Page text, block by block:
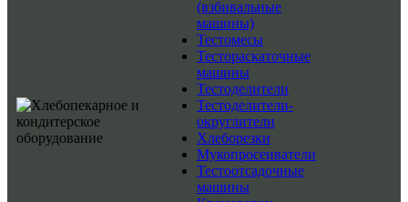
(взбивальные
машины)
Тестомесы
Тестораскаточные
машины
Тестоделители
Тестоделители-
округлители
Хлеборезки
Мукопросеиватели
Тестоотсадочные
машины